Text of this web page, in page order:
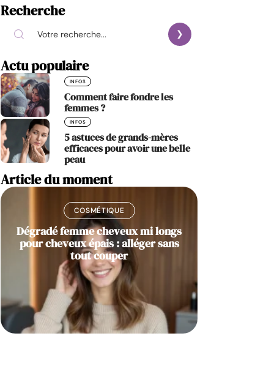
Recherche
Actu populaire
INFOS
Comment faire fondre les
femmes ?
INFOS
5 astuces de grands-mères
efficaces pour avoir une belle
peau
Article du moment
COSMÉTIQUE
Dégradé femme cheveux mi longs
pour cheveux épais : alléger sans
tout couper